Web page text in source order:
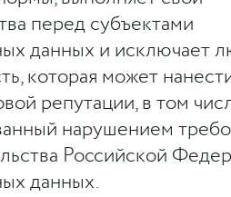
перед субъектами
данных и исключает
которая может
репутации, в том
нарушением
Российской
данных.